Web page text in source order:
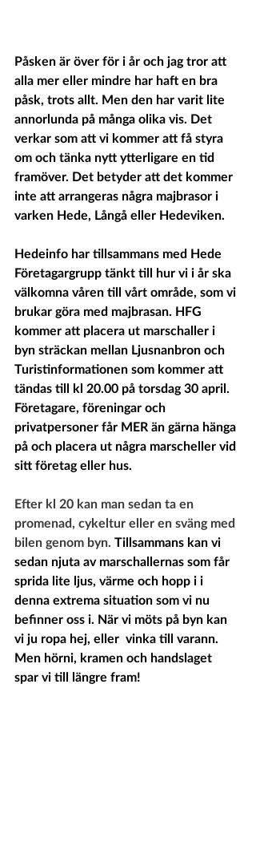
Påsken är över för i år och jag tror att
alla mer eller mindre har haft en bra
påsk, trots allt. Men den har varit lite
annorlunda på många olika vis. Det
verkar som att vi kommer att få styra
om och tänka nytt ytterligare en tid
framöver. Det betyder att det kommer
inte att arrangeras några majbrasor i
varken Hede, Långå eller Hedeviken.
Hedeinfo har tillsammans med Hede
Företagargrupp tänkt till hur vi i år ska
välkomna våren till vårt område, som vi
brukar göra med majbrasan. HFG
kommer att placera ut marschaller i
byn sträckan mellan Ljusnanbron och
Turistinformationen som kommer att
tändas till kl 20.00 på torsdag 30 april.
Företagare, föreningar och
privatpersoner får MER än gärna hänga
på och placera ut några marscheller vid
sitt företag eller hus.
Efter kl 20 kan man sedan ta en
promenad, cykeltur eller en sväng med
bilen genom byn. Tillsammans kan vi
sedan njuta av marschallernas som får
sprida lite ljus, värme och hopp i i
denna extrema situation som vi nu
befinner oss i. När vi möts på byn kan
vi ju ropa hej, eller  vinka till varann.
Men hörni, kramen och handslaget
spar vi till längre fram!